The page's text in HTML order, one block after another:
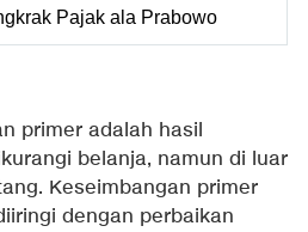
Pajak ala Prabowo
primer adalah hasil
belanja, namun di luar
Keseimbangan primer
dengan perbaikan